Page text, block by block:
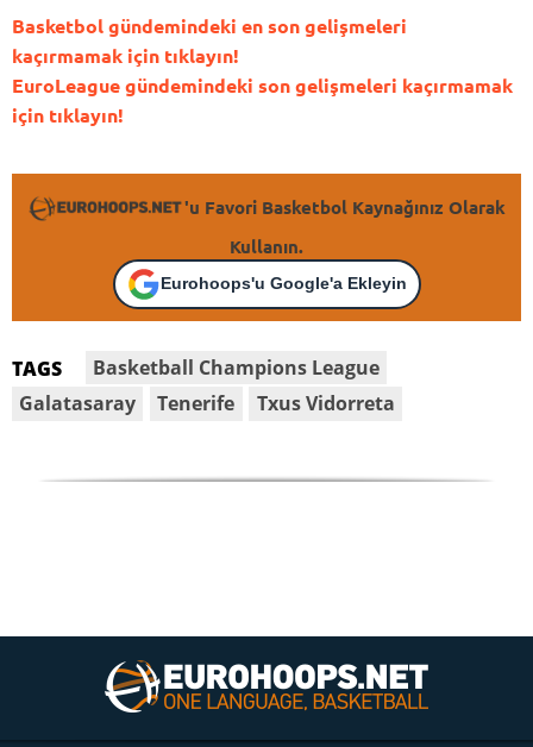
Basketbol gündemindeki en son gelişmeleri
kaçırmamak için tıklayın!
EuroLeague gündemindeki son gelişmeleri kaçırmamak
için tıklayın!
'u Favori Basketbol Kaynağınız Olarak
Kullanın.
Eurohoops'u Google'a Ekleyin
TAGS
Basketball Champions League
Galatasaray
Tenerife Txus Vidorreta